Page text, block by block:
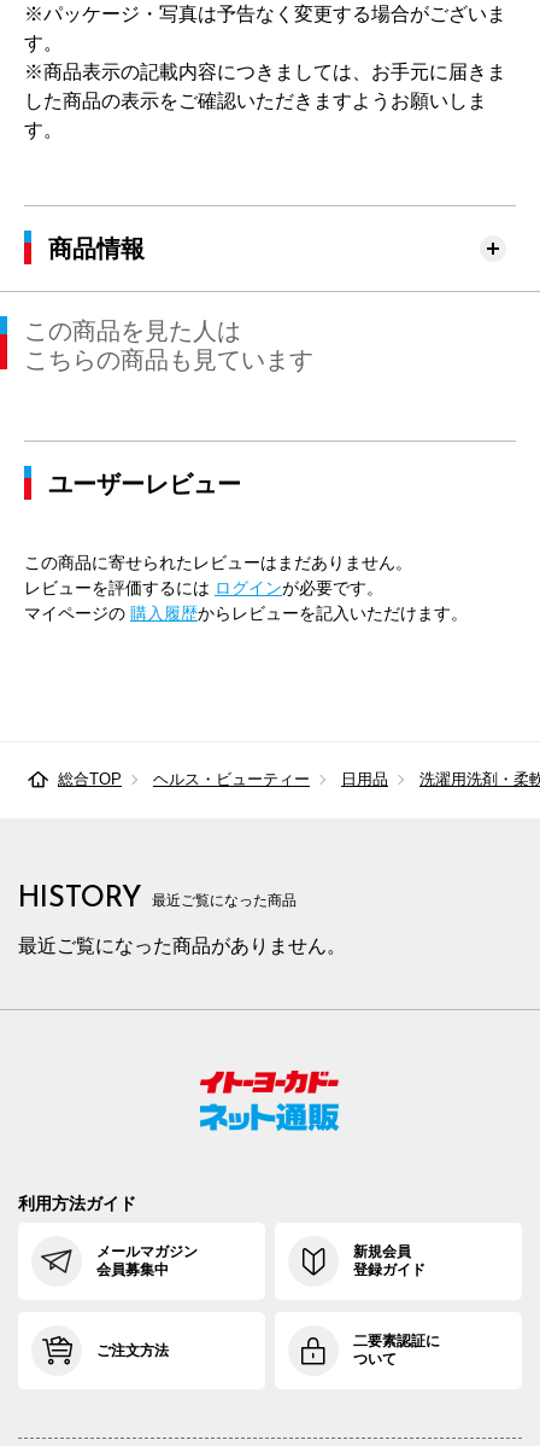
※パッケージ・写真は予告なく変更する場合がございま
す。
※商品表示の記載内容につきましては、お手元に届きま
した商品の表示をご確認いただきますようお願いしま
す。
商品情報
この商品を見た人は
こちらの商品も見ています
ユーザーレビュー
この商品に寄せられたレビューはまだありません。
レビューを評価するには ログインが必要です。
マイページの 購入履歴からレビューを記入いただけます。
総合TOP ヘルス・ビューティー 日用品 洗濯用洗剤・柔
HISTORY 最近ご覧になった商品
最近ご覧になった商品がありません。
利用方法ガイド
メールマガジン
会員募集中
新規会員
登録ガイド
ご注文方法
二要素認証に
ついて